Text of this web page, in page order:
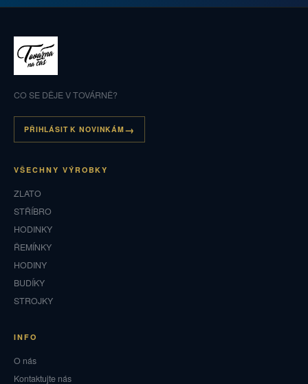
CO SE DĚJE V TOVÁRNĚ?
PŘIHLÁSIT K NOVINKÁM
VŠECHNY VÝROBKY
ZLATO
STŘÍBRO
HODINKY
ŘEMÍNKY
HODINY
BUDÍKY
STROJKY
INFO
O nás
Kontaktujte nás